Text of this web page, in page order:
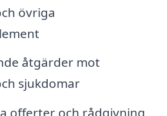
övriga
åtgärder mot
sjukdomar
offerter och rådgivning